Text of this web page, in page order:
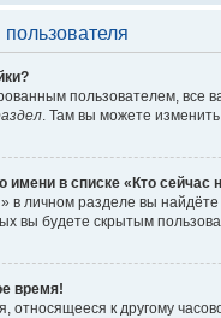
пользователем,
. Там вы можете
имени в списке «Кто сейчас
в личном разделе вы
вы будете скрытым
время!
к другому